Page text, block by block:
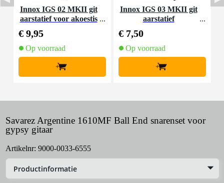
Innox IGS 02 MKII git
aarstatief voor akoestis
€ 9,95
Op voorraad
+
Innox IGS 03 MKII git
aarstatief
€ 7,50
Op voorraad
+
Savarez Argentine 1610MF Ball End snarenset voor
gypsy gitaar
Artikelnr: 9000-0033-6555
Productinformatie